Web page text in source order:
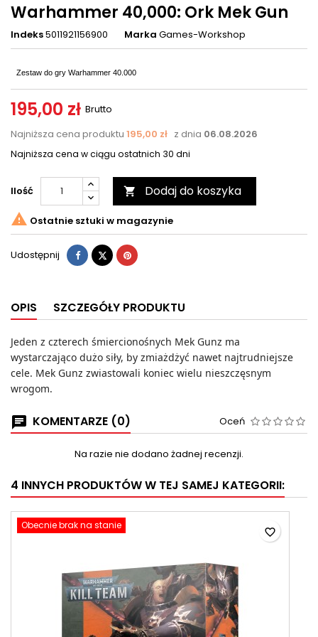
Warhammer 40,000: Ork Mek Gun
Indeks5011921156900 Marka Games-Workshop
Zestaw do gry Warhammer 40.000
195,00 zł Brutto
Najniższa cena produktu 195,00 zł z dnia 06.08.2026
Najniższa cena w ciągu ostatnich 30 dni
Ilość  Dodaj do koszyka
 Ostatnie sztuki w magazynie
Udostępnij Udostępnij
TweetujPinterest
OPIS SZCZEGÓŁY PRODUKTU
Jeden z czterech śmiercionośnych Mek Gunz ma
wystarczająco dużo siły, by zmiażdżyć nawet najtrudniejsze
cele. Mek Gunz zwiastowali koniec wielu nieszczęsnym
wrogom.
KOMENTARZE (0) Oceń
Na razie nie dodano żadnej recenzji.
4 INNYCH PRODUKTÓW W TEJ SAMEJ KATEGORII:
Obecnie brak na stanie
favorite_border